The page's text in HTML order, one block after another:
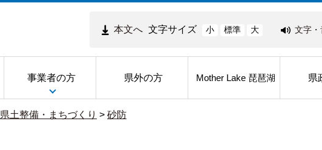
本文へ 文字サイズ 小 標準 大 文字・
事業者の方 県外の方 Mother Lake 琵琶湖 県
県土整備・まちづくり > 砂防